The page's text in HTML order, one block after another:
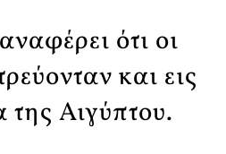
ότι οι
και εις
Αιγύπτου.